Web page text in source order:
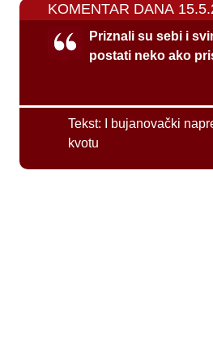
KOMENTAR DANA
Priznali su sebi i
postati neko ako
Tekst:
I bujanovački
kvotu